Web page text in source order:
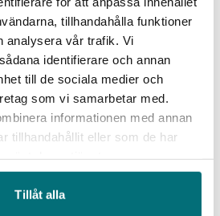
tillhandahålla funktioner
analysera vår trafik. Vi
identifierare och annan
till de sociala medier och
som vi samarbetar med.
informationen med annan
tillhandahållit eller som de har
Tillåt alla
och långsiktig
samlar aktörer
Örebro och delar av
stärka industrins
möjligheter att ta plats i
bygger vidare på det